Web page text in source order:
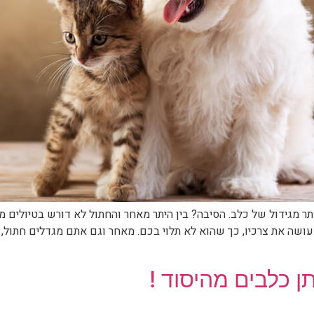
מגידול של כלב. הסיבה? בין היתר מאחר והחתול לא דורש
את צרכיו, כך שהוא לא תלוי בכם. מאחר וגם אתם מגדלים חתול,
כלבים מהיסוד !